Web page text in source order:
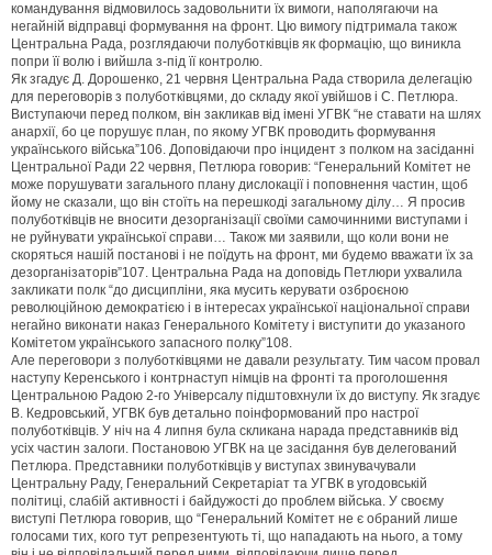
командування відмовилось задовольнити їх вимоги, наполягаючи на
негайній відправці формування на фронт. Цю вимогу підтримала також
Центральна Рада, розглядаючи полуботківців як формацію, що виникла
попри її волю і вийшла з-під її контролю.
Як згадує Д. Дорошенко, 21 червня Центральна Рада створила делегацію
для переговорів з полуботківцями, до складу якої увійшов і С. Петлюра.
Виступаючи перед полком, він закликав від імені УГВК “не ставати на шлях
анархії, бо це порушує план, по якому УГВК проводить формування
українського війська”106. Доповідаючи про інцидент з полком на засіданні
Центральної Ради 22 червня, Петлюра говорив: “Генеральний Комітет не
може порушувати загального плану дислокації і поповнення частин, щоб
йому не сказали, що він стоїть на перешкоді загальному ділу… Я просив
полуботківців не вносити дезорганізації своїми самочинними виступами і
не руйнувати української справи… Також ми заявили, що коли вони не
скоряться нашій постанові і не поїдуть на фронт, ми будемо вважати їх за
дезорганізаторів”107. Центральна Рада на доповідь Петлюри ухвалила
закликати полк “до дисципліни, яка мусить керувати озброєною
революційною демократією і в інтересах української національної справи
негайно виконати наказ Генерального Комітету і виступити до указаного
Комітетом українського запасного полку”108.
Але переговори з полуботківцями не давали результату. Тим часом провал
наступу Керенського і контрнаступ німців на фронті та проголошення
Центральною Радою 2-го Універсалу підштовхнули їх до виступу. Як згадує
В. Кедровський, УГВК був детально поінформований про настрої
полуботківців. У ніч на 4 липня була скликана нарада представників від
усіх частин залоги. Постановою УГВК на це засідання був делегований
Петлюра. Представники полуботківців у виступах звинувачували
Центральну Раду, Генеральний Секретаріат та УГВК в угодовській
політиці, слабій активності і байдужості до проблем війська. У своєму
виступі Петлюра говорив, що “Генеральний Комітет не є обраний лише
голосами тих, кого тут репрезентують ті, що нападають на нього, а тому